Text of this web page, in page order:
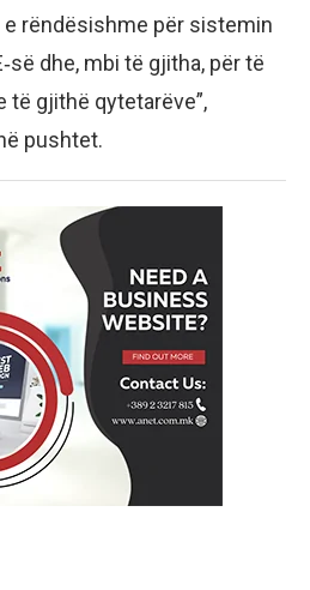
rëndësishme për sistemin
dhe, mbi të gjitha, për të
të gjithë qytetarëve”,
pushtet.